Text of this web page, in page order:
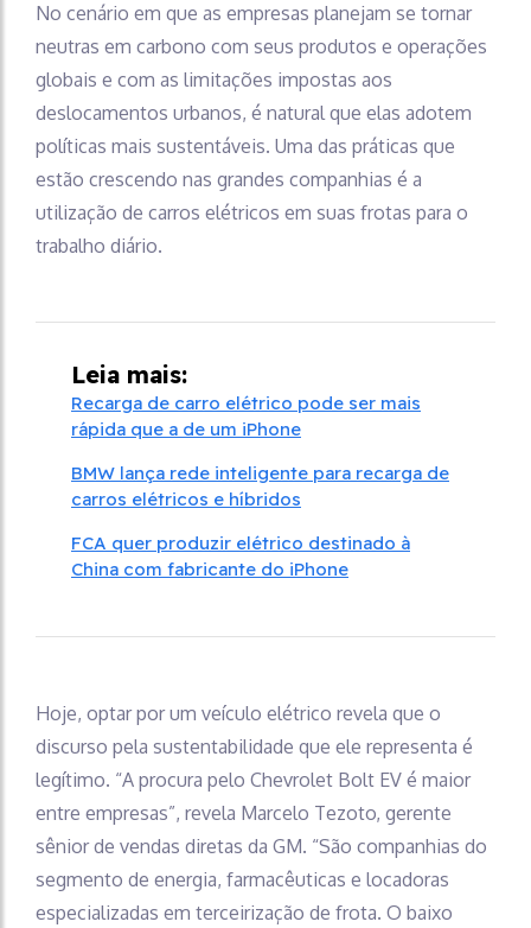
No cenário em que as empresas planejam se tornar
neutras em carbono com seus produtos e operações
globais e com as limitações impostas aos
deslocamentos urbanos, é natural que elas adotem
políticas mais sustentáveis. Uma das práticas que
estão crescendo nas grandes companhias é a
utilização de carros elétricos em suas frotas para o
trabalho diário.
Leia mais:
Recarga de carro elétrico pode ser mais
rápida que a de um iPhone
BMW lança rede inteligente para recarga de
carros elétricos e híbridos
FCA quer produzir elétrico destinado à
China com fabricante do iPhone
Hoje, optar por um veículo elétrico revela que o
discurso pela sustentabilidade que ele representa é
legítimo. “A procura pelo Chevrolet Bolt EV é maior
entre empresas”, revela Marcelo Tezoto, gerente
sênior de vendas diretas da GM. “São companhias do
segmento de energia, farmacêuticas e locadoras
especializadas em terceirização de frota. O baixo